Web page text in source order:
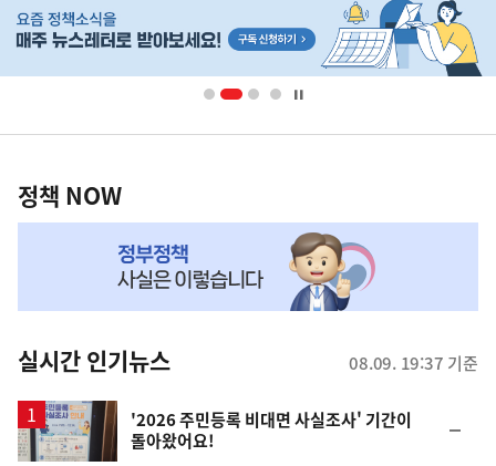
단
영
책
NOW,
뉴
스
정책 NOW
실시간 인기뉴스 08.09. 19:37 기준
'2026 주민등록 비대면 사실조사' 기간이
돌아왔어요!